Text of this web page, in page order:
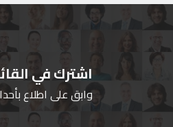
اشترك في
وابق على اطلاع